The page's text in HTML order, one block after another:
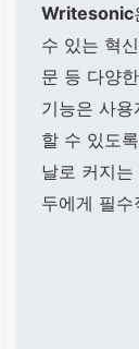
Writesonic
수 있는 혁
문 등 다양
기능은 사
할 수 있도
날로 커지
두에게 필